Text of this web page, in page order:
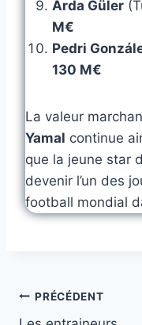
Arda Güler
M€
Pedri
130 M€
La valeur
Yamal continue
que la jeune star
devenir l’un des
football mondial
Navigation
PRÉCÉDENT